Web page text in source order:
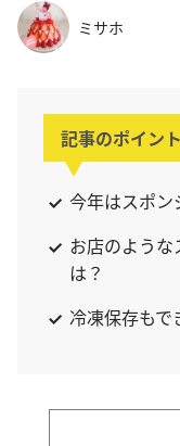
ミサホ
記事のポイント
今年はスポ
お店のよう
は？
冷凍保存もで